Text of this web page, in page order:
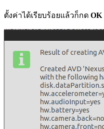
ตั้งค่าได้เรียบร้อยแล้วก็กด OK